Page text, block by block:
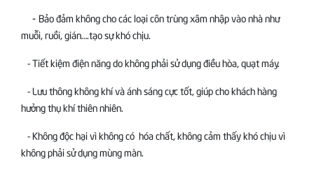
- Bảo đảm không cho các loại côn trùng xâm nhập vào nhà như
muỗi, ruồi, gián….tạo sự khó chịu.
-Tiết kiệm điện năng do không phải sử dụng điều hòa, quạt máy.
-Lưu thông không khí và ánh sáng cực tốt, giúp cho khách hàng
hưởng thụ khí thiên nhiên.
-Không độc hại vì không có hóa chất, không cảm thấy khó chịu vì
không phải sử dụng mùng màn.